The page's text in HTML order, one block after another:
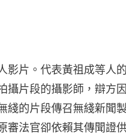
影片。代表黃祖成等人
攝片段的攝影師，辯方
綫的片段傳召無綫新聞
審法官卻依賴其傳聞證供